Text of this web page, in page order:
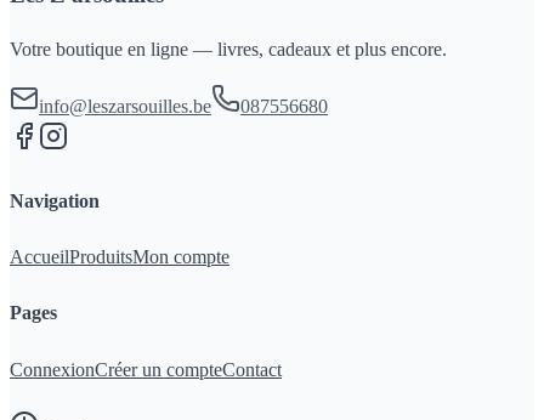
Votre boutique en ligne — livres, cadeaux et plus encore.
info@leszarsouilles.be 087556680
Navigation
AccueilProduitsMon compte
Pages
ConnexionCréer un compteContact